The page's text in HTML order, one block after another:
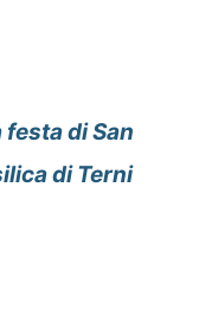
di San
di Terni